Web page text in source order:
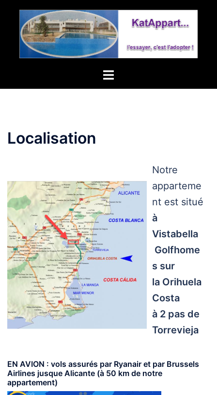
contenu
Ouvrir/fermer
Localisation
Notre
apparteme
nt est situé
à
Vistabella
Golfhome
s sur
la Orihuela
Costa
à 2 pas de
Torrevieja
EN AVION : vols assurés par Ryanair et par Brussels
Airlines jusque Alicante (à 50 km de notre
appartement)